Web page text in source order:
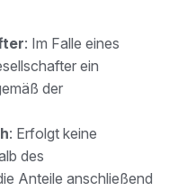
: Im Falle eines
ein
der
: Erfolgt keine
des
Anteile anschließend